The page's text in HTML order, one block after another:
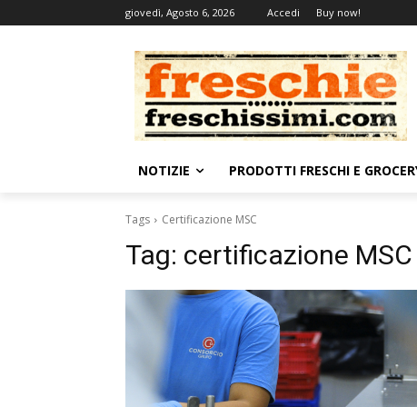
giovedì, Agosto 6, 2026 Accedi Buy now!
NOTIZIE PRODOTTI FRESCHI E
Tags Certificazione MSC
Tag: certificazione MSC